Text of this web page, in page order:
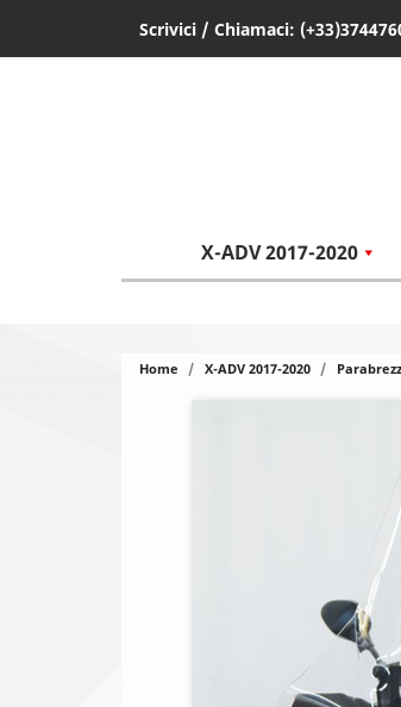
Scrivici / Chiamaci:
X-ADV 2017-2020
Home X-ADV 2017-2020